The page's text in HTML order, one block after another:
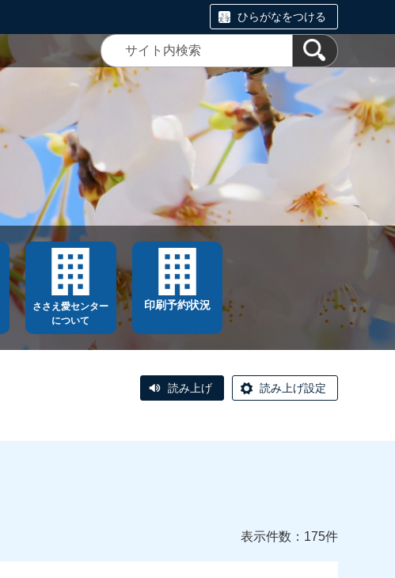
ひらがなをつける
ささえ愛センター
について
印刷予約状況
読み上げ 読み上げ設定
表示件数：175件